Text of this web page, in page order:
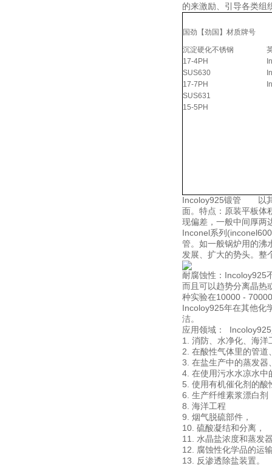
的来激励、引导各类组
国劲【劲国】材质牌号
沉淀硬化不锈钢
17-4PH
SUS630
17-7PH
SUS631
15-5PH
Incoloy925锻管 以其
面。特点：原装平板体
现偏差，一般中间厚
Inconel系列
管。如一般锅炉用的沸
发展、扩大的势头。整
耐腐蚀性：Incoloy925
而且可以趋势分离晶热
种实验在10000 -
Incoloy925年在其他化
洁。
应用领域：
1. 消防、水净化、海
2. 在酸性气体里的管
3. 在盐生产中的蒸发
4. 在使用污水水凉水
5. 使用有机催化剂的
6. 生产纤维素浆漂白剂
8. 海洋工程
9. 烟气脱硫部件，
10. 硫酸凝结和分离，
11. 水晶盐浓度和蒸发
12. 腐蚀性化学品的运
13. 反渗透除盐装置。